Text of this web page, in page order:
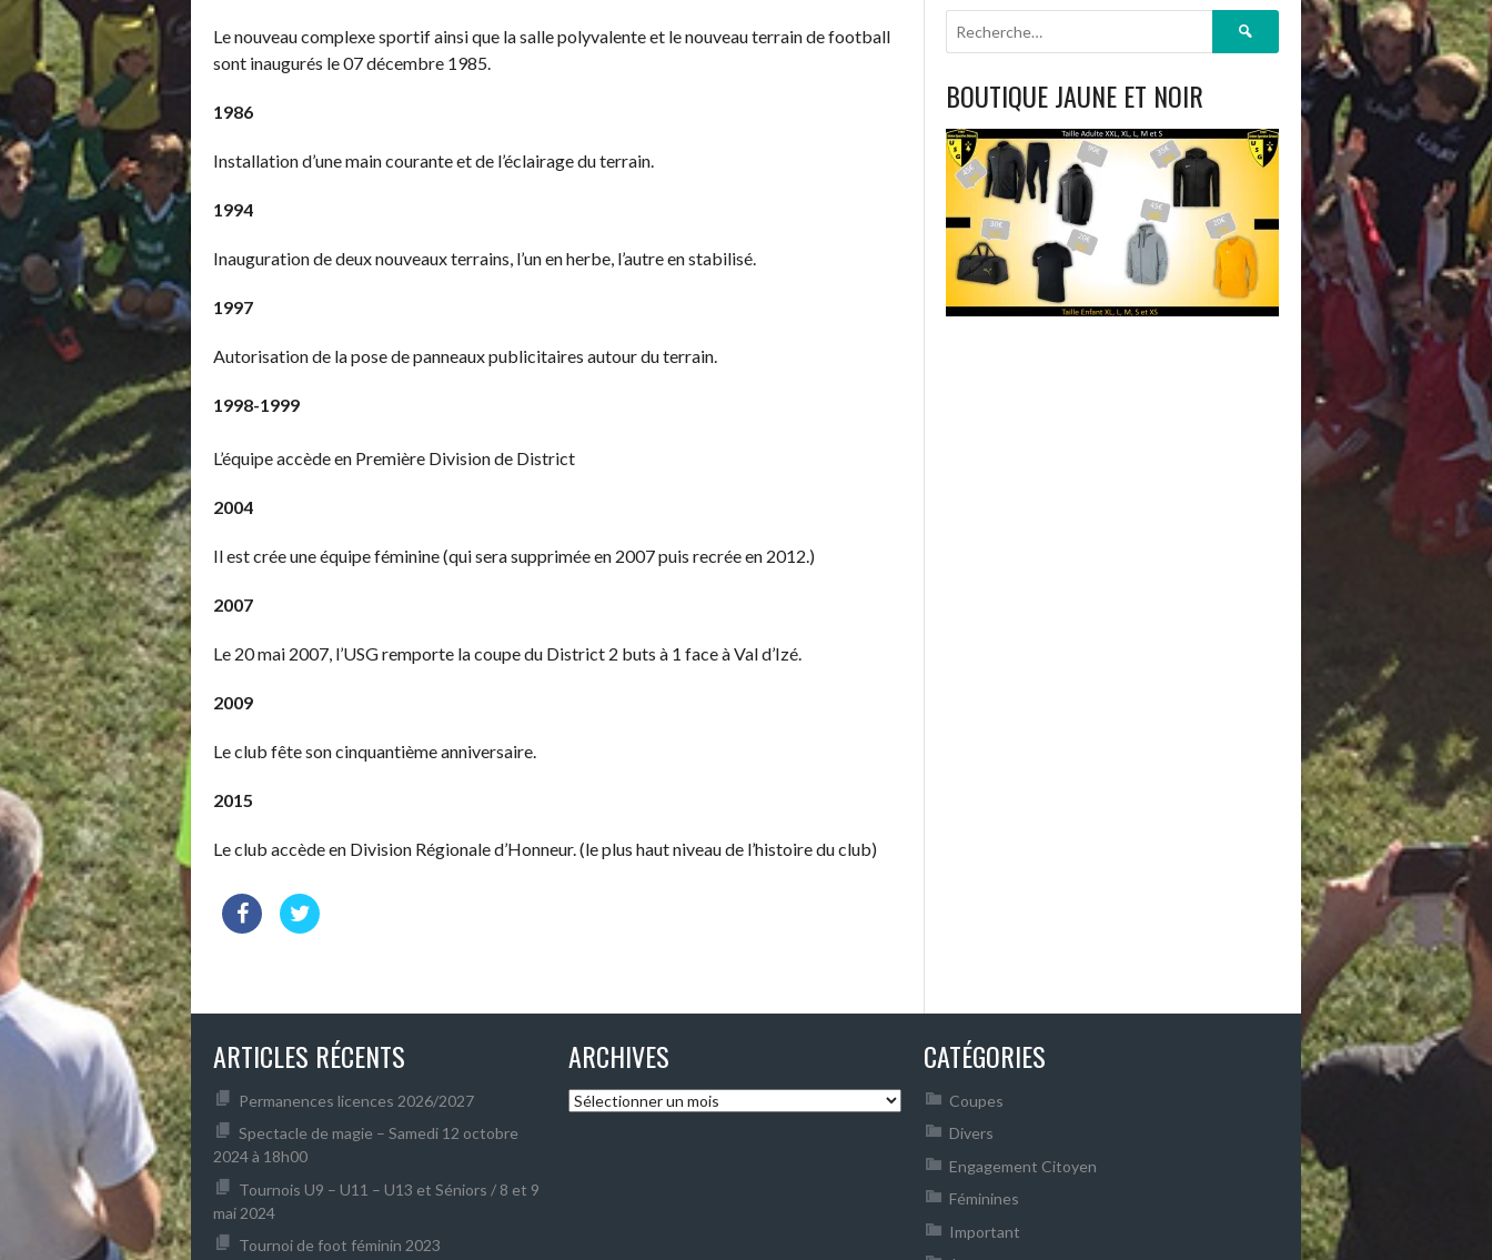
Le nouveau complexe sportif ainsi que la salle polyvalente et le nouveau terrain de football
sont inaugurés le 07 décembre 1985.
1986
Installation d’une main courante et de l’éclairage du terrain.
1994
Inauguration de deux nouveaux terrains, l’un en herbe, l’autre en stabilisé.
1997
Autorisation de la pose de panneaux publicitaires autour du terrain.
1998-1999
L’équipe accède en Première Division de District
2004
Il est crée une équipe féminine (qui sera supprimée en 2007 puis recrée en 2012.)
2007
Le 20 mai 2007, l’USG remporte la coupe du District 2 buts à 1 face à Val d’Izé.
2009
Le club fête son cinquantième anniversaire.
2015
Le club accède en Division Régionale d’Honneur. (le plus haut niveau de l’histoire du club)
Rechercher :
BOUTIQUE JAUNE ET NOIR
ARTICLES RÉCENTS
Permanences licences 2026/2027
Spectacle de magie – Samedi 12 octobre
2024 à 18h00
Tournois U9 – U11 – U13 et Séniors / 8 et 9
mai 2024
Tournoi de foot féminin 2023
ARCHIVES
A
CATÉGORIES
Coupes
Divers
Engagement Citoyen
Féminines
Important